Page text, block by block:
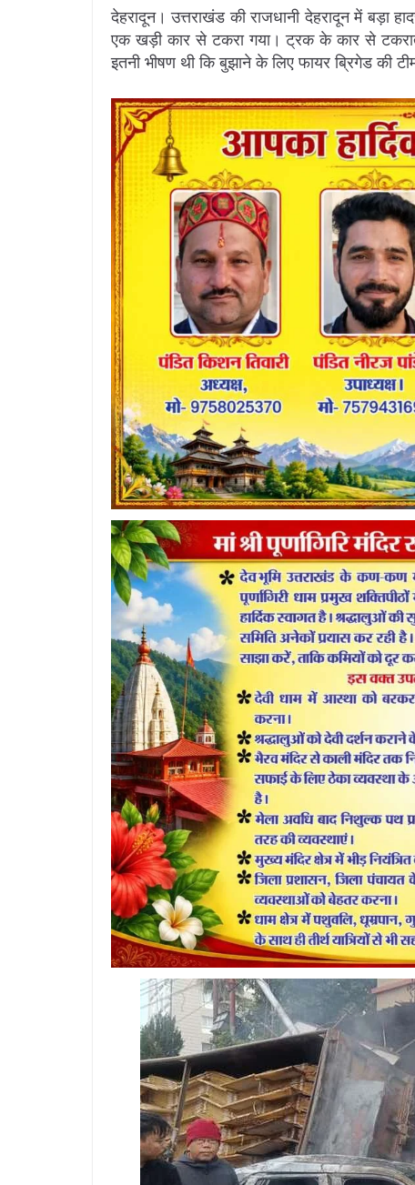
देहरादून। उत्तराखंड की राजधानी देहरादून में बड़ा
एक खड़ी कार से टकरा गया। ट्रक के कार से
इतनी भीषण थी कि बुझाने के लिए फायर ब्रिगेड की